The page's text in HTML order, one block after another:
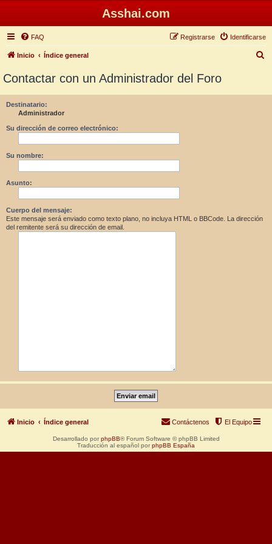
Asshai.com
FAQ Identificarse
Registrarse
Inicio Índice general
Contactar con un Administrador del Foro
Destinatario:
Administrador
Su dirección de correo electrónico:
Su nombre:
Asunto:
Cuerpo del mensaje:
Este mensaje será enviado como texto plano, no incluya HTML o BBCode. La dirección
del remitente será su dirección de email.
Inicio Índice general El Equipo
Contáctenos
Desarrollado por phpBB® Forum Software © phpBB Limited
Traducción al español por phpBB España